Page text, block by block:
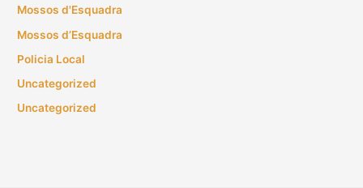
Mossos d'Esquadra
Mossos d’Esquadra
Policia Local
Uncategorized
Uncategorized